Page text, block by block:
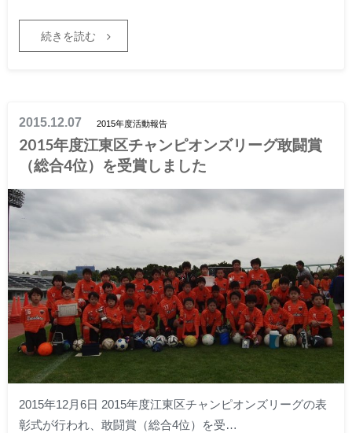
続きを読む
2015.12.07 2015年度活動報告
2015年度江東区チャンピオンズリーグ敢闘賞
（総合4位）を受賞しました
2015年12月6日 2015年度江東区チャンピオンズリーグの表
彰式が行われ、敢闘賞（総合4位）を受…